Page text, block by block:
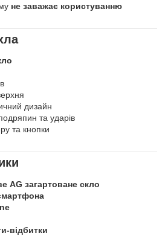
не заважає користуванню
дизайн
та ударів
та кнопки
AG загартоване скло
відбитки